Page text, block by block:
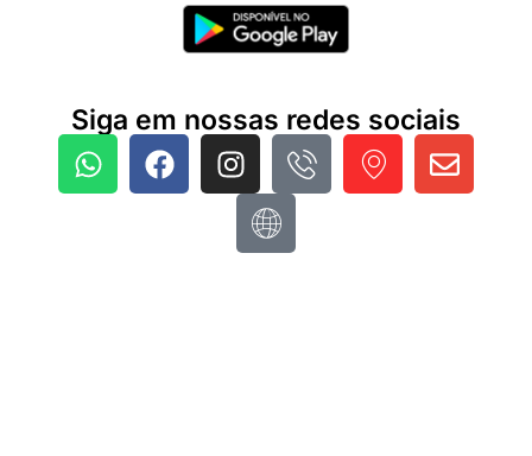
Siga em nossas redes sociais